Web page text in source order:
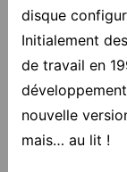
disque
Initialement
de travail en
nouvelle
mais… au lit !